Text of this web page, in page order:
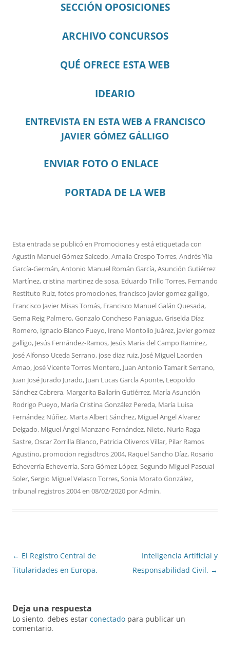
SECCIÓN OPOSICIONES
ARCHIVO CONCURSOS
QUÉ OFRECE ESTA WEB
IDEARIO
ENTREVISTA EN ESTA WEB A FRANCISCO
JAVIER GÓMEZ GÁLLIGO
ENVIAR FOTO O ENLACE
PORTADA DE LA WEB
Esta entrada se publicó en Promocionesy está etiquetada con
Agustín Manuel Gómez Salcedo,Amalia Crespo Torres,Andrés Ylla
García-Germán,Antonio Manuel Román García,Asunción Gutiérrez
Martínez,cristina martinez de sosa, Eduardo Trillo Torres, Fernando
Restituto Ruiz,fotos promociones,francisco javier gomez galligo,
Francisco Javier Misas Tomás, Francisco Manuel Galán Quesada,
Gema Reig Palmero,Gonzalo Concheso Paniagua,Griselda Díaz
Romero, Ignacio Blanco Fueyo, Irene Montolio Juárez, javier gomez
galligo, Jesús Fernández-Ramos, Jesús Maria del Campo Ramirez,
José Alfonso Uceda Serrano, jose diaz ruiz, José Miguel Laorden
Amao, José Vicente Torres Montero, Juan Antonio Tamarit Serrano,
Juan José Jurado Jurado, Juan Lucas Garcla Aponte, Leopoldo
Sánchez Cabrera, Margarita Ballarín Gutiérrez, María Asunción
Rodrigo Pueyo, María Cristina González Pereda, María Luisa
Fernández Núñez, Marta Albert Sánchez, Miguel Angel Alvarez
Delgado, Miguel Ángel Manzano Fernández, Nieto, Nuria Raga
Sastre,Oscar Zorrilla Blanco, Patricia Oliveros Villar, Pilar Ramos
Agustino, promocion regisdtros 2004, Raquel Sancho Díaz, Rosario
Echeverría Echeverría,Sara Gómez López,Segundo Miguel Pascual
Soler,Sergio Miguel Velasco Torres,Sonia Morato González,
tribunal registros 2004en 08/02/2020 porAdmin.
Navegación
de
← El Registro Central de
Titularidades en Europa.
Inteligencia Artificial y
Responsabilidad Civil. →
Deja una respuesta
Lo siento, debes estar conectado para publicar un
comentario.